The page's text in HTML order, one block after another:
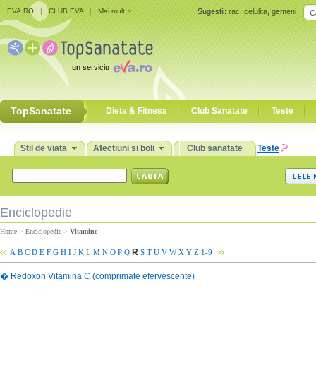
Sugestii: rac,celulita,gemeni
EVA.RO | CLUB EVA | Mai mult
un serviciu
TopSanatate Dieta & Fitness Club Sanatate Teste
Stil de viata Afectiuni si boli Club sanatate Teste
Enciclopedie
Home > Enciclopedie > Vitamine
A B C D E F G H I J K L M N O P Q R S T U V W X Y Z 1-9
� Redoxon Vitamina C (comprimate efervescente)